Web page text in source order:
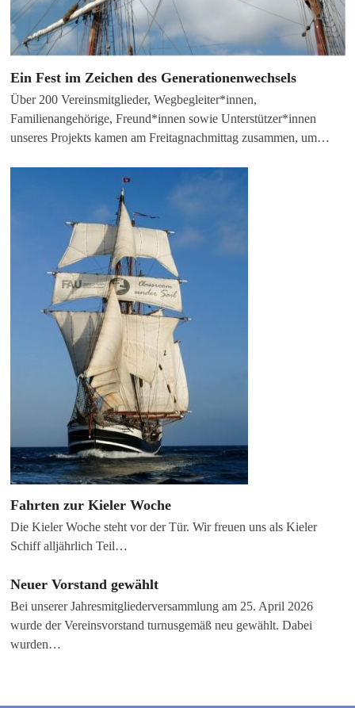
Ein Fest im Zeichen des Generationenwechsels
Über 200 Vereinsmitglieder, Wegbegleiter*innen,
Familienangehörige, Freund*innen sowie Unterstützer*innen
unseres Projekts kamen am Freitagnachmittag zusammen, um…
Fahrten zur Kieler Woche
Die Kieler Woche steht vor der Tür. Wir freuen uns als Kieler
Schiff alljährlich Teil…
Neuer Vorstand gewählt
Bei unserer Jahresmitgliederversammlung am 25. April 2026
wurde der Vereinsvorstand turnusgemäß neu gewählt. Dabei
wurden…